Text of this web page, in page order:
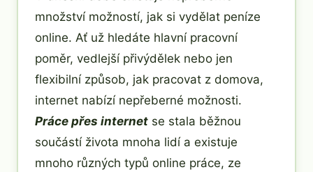
množství možností, jak si vydělat peníze
online. Ať už hledáte hlavní pracovní
poměr, vedlejší přivýdělek nebo jen
flexibilní způsob, jak pracovat z domova,
internet nabízí nepřeberné možnosti.
Práce přes internet se stala běžnou
součástí života mnoha lidí a existuje
mnoho různých typů online práce, ze